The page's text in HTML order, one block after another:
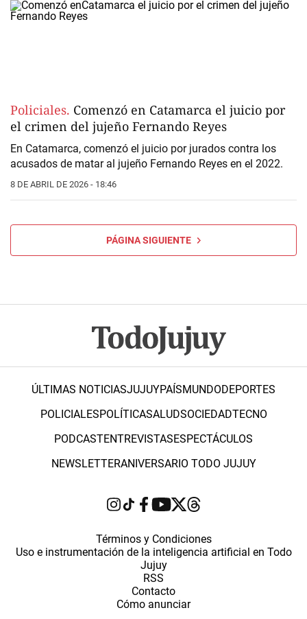
Policiales. Comenzó en Catamarca el juicio por
el crimen del jujeño Fernando Reyes
En Catamarca, comenzó el juicio por jurados contra los
acusados de matar al jujeño Fernando Reyes en el 2022.
8 DE ABRIL DE 2026 - 18:46
PÁGINA SIGUIENTE
ÚLTIMAS NOTICIASJUJUYPAÍSMUNDODEPORTES
POLICIALESPOLÍTICASALUDSOCIEDADTECNO
PODCASTENTREVISTASESPECTÁCULOS
NEWSLETTERANIVERSARIO TODO JUJUY
Términos y Condiciones
Uso e instrumentación de la inteligencia artificial en Todo
Jujuy
RSS
Contacto
Cómo anunciar